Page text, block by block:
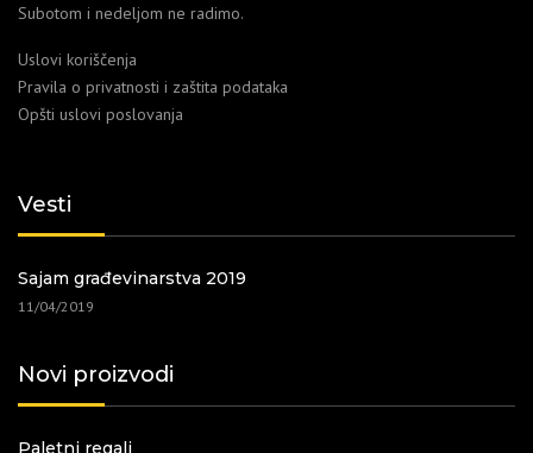
Subotom i nedeljom ne radimo.
Uslovi koriščenja
Pravila o privatnosti i zaštita podataka
Opšti uslovi poslovanja
Vesti
Sajam građevinarstva 2019
11/04/2019
Novi proizvodi
Paletni regali